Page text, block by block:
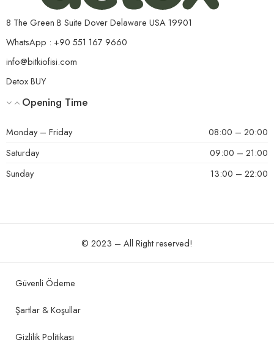
8 The Green B Suite Dover Delaware USA 19901
WhatsApp : +90 551 167 9660
info@bitkiofisi.com
Detox BUY
Opening Time
Monday – Friday
08:00 – 20:00
Saturday
09:00 – 21:00
Sunday
13:00 – 22:00
© 2023 – All Right reserved!
Güvenli Ödeme
Şartlar & Koşullar
Gizlilik Politikası